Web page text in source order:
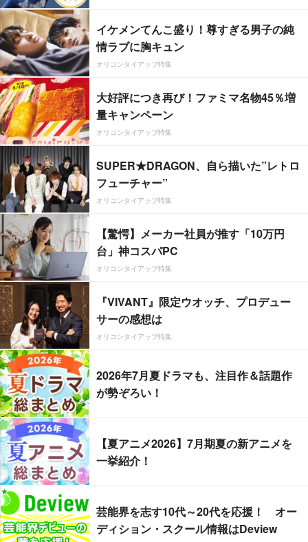
イケメンてんこ盛り！尊すぎる男子の純
情ラブに胸キュン
オリコンタイアップ特集
大好評につき再び！ファミマ名物45％増
量キャンペーン
オリコンタイアップ特集
SUPER★DRAGON、自ら描いた”レトロ
フューチャー”
オリコンタイアップ特集
【驚愕】メーカー社員が推す「10万円
台」神コスパPC
オリコンタイアップ特集
『VIVANT』限定ウオッチ、プロデュー
サーの感想は
オリコンタイアップ特集
2026年7月夏ドラマも、注目作＆話題作
が勢ぞろい！
【夏アニメ2026】7月期夏の新アニメを
一挙紹介！
芸能界を志す10代～20代を応援！ オー
ディション・スクール情報はDeview